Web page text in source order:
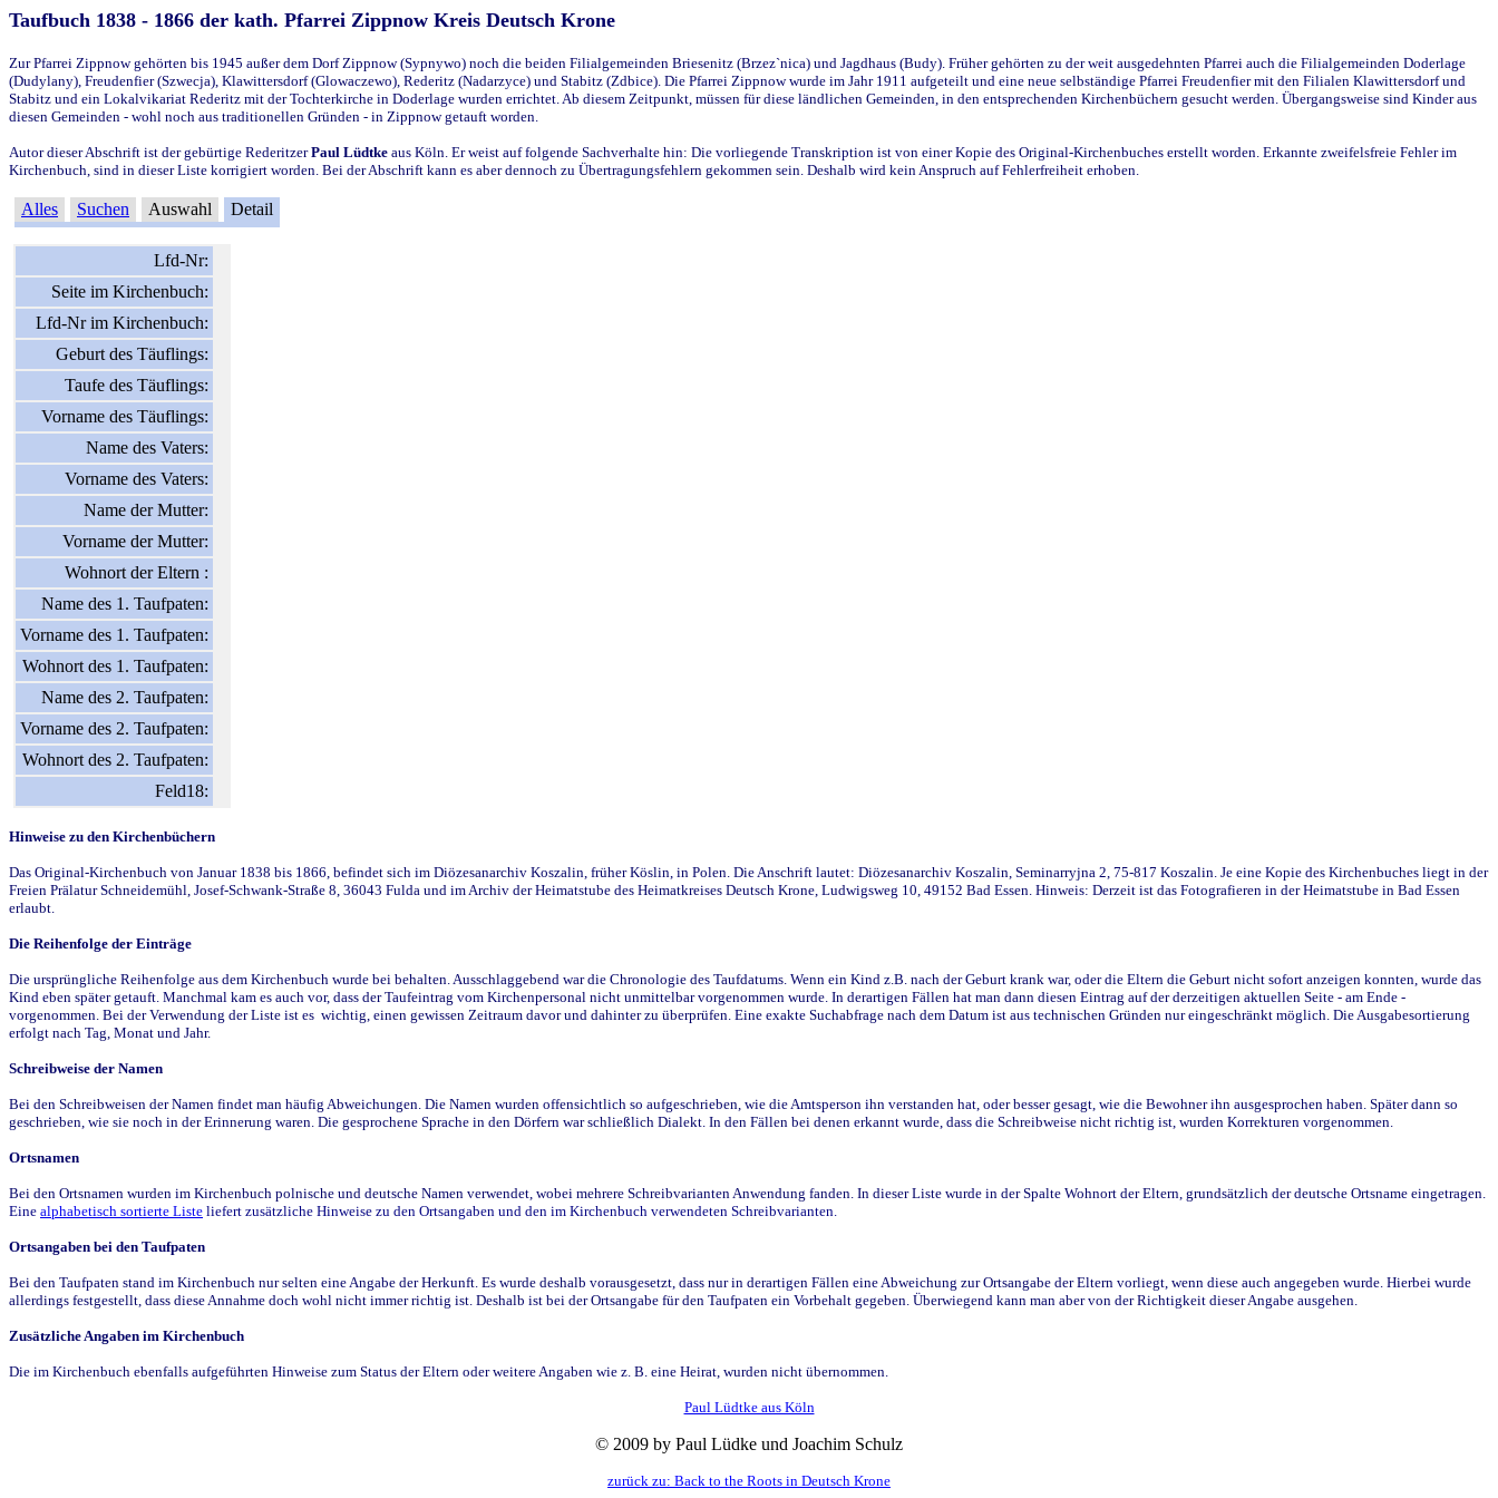
Taufbuch 1838 - 1866 der kath. Pfarrei Zippnow Kreis Deutsch Krone
Zur Pfarrei Zippnow gehörten bis 1945 außer dem Dorf Zippnow (Sypnywo) noch die beiden Filialgemeinden Briesenitz (Brzez`nica) und Jagdhaus (Budy). Früher gehörten zu der weit ausgedehnten Pfarrei auch die Filialgemeinden Doderlage
(Dudylany), Freudenfier (Szwecja), Klawittersdorf (Glowaczewo), Rederitz (Nadarzyce) und Stabitz (Zdbice). Die Pfarrei Zippnow wurde im Jahr 1911 aufgeteilt und eine neue selbständige Pfarrei Freudenfier mit den Filialen Klawittersdorf und
Stabitz und ein Lokalvikariat Rederitz mit der Tochterkirche in Doderlage wurden errichtet. Ab diesem Zeitpunkt, müssen für diese ländlichen Gemeinden, in den entsprechenden Kirchenbüchern gesucht werden. Übergangsweise sind Kinder aus
diesen Gemeinden - wohl noch aus traditionellen Gründen - in Zippnow getauft worden.
Autor dieser Abschrift ist der gebürtige RederitzerPaul Lüdtke aus Köln. Er weist auf folgende Sachverhalte hin: Die vorliegende Transkription ist von einer Kopie des Original-Kirchenbuches erstellt worden. Erkannte zweifelsfreie Fehler im
Kirchenbuch, sind in dieser Liste korrigiert worden. Bei der Abschrift kann es aber dennoch zu Übertragungsfehlern gekommen sein. Deshalb wird kein Anspruch auf Fehlerfreiheit erhoben.
Alles Suchen Auswahl Detail
Lfd-Nr:
Seite im Kirchenbuch:
Lfd-Nr im Kirchenbuch:
Geburt des Täuflings:
Taufe des Täuflings:
Vorname des Täuflings:
Name des Vaters:
Vorname des Vaters:
Name der Mutter:
Vorname der Mutter:
Wohnort der Eltern :
Name des 1. Taufpaten:
Vorname des 1. Taufpaten:
Wohnort des 1. Taufpaten:
Name des 2. Taufpaten:
Vorname des 2. Taufpaten:
Wohnort des 2. Taufpaten:
Feld18:
Hinweise zu den Kirchenbüchern
Das Original-Kirchenbuch von Januar 1838 bis 1866, befindet sich im Diözesanarchiv Koszalin, früher Köslin, in Polen. Die Anschrift lautet: Diözesanarchiv Koszalin, Seminarryjna 2, 75-817 Koszalin. Je eine Kopie des Kirchenbuches liegt in der
Freien Prälatur Schneidemühl, Josef-Schwank-Straße 8, 36043 Fulda und im Archiv der Heimatstube des Heimatkreises Deutsch Krone, Ludwigsweg 10, 49152 Bad Essen. Hinweis: Derzeit ist das Fotografieren in der Heimatstube in Bad Essen
erlaubt.
Die Reihenfolge der Einträge
Die ursprüngliche Reihenfolge aus dem Kirchenbuch wurde bei behalten. Ausschlaggebend war die Chronologie des Taufdatums. Wenn ein Kind z.B. nach der Geburt krank war, oder die Eltern die Geburt nicht sofort anzeigen konnten, wurde das
Kind eben später getauft. Manchmal kam es auch vor, dass der Taufeintrag vom Kirchenpersonal nicht unmittelbar vorgenommen wurde. In derartigen Fällen hat man dann diesen Eintrag auf der derzeitigen aktuellen Seite - am Ende -
vorgenommen. Bei der Verwendung der Liste ist es wichtig, einen gewissen Zeitraum davor und dahinter zu überprüfen. Eine exakte Suchabfrage nach dem Datum ist aus technischen Gründen nur eingeschränkt möglich. Die Ausgabesortierung
erfolgt nach Tag, Monat und Jahr.
Schreibweise der Namen
Bei den Schreibweisen der Namen findet man häufig Abweichungen. Die Namen wurden offensichtlich so aufgeschrieben, wie die Amtsperson ihn verstanden hat, oder besser gesagt, wie die Bewohner ihn ausgesprochen haben. Später dann so
geschrieben, wie sie noch in der Erinnerung waren. Die gesprochene Sprache in den Dörfern war schließlich Dialekt. In den Fällen bei denen erkannt wurde, dass die Schreibweise nicht richtig ist, wurden Korrekturen vorgenommen.
Ortsnamen
Bei den Ortsnamen wurden im Kirchenbuch polnische und deutsche Namen verwendet, wobei mehrere Schreibvarianten Anwendung fanden. In dieser Liste wurde in der Spalte Wohnort der Eltern, grundsätzlich der deutsche Ortsname eingetragen.
Eine alphabetisch sortierte Liste liefert zusätzliche Hinweise zu den Ortsangaben und den im Kirchenbuch verwendeten Schreibvarianten.
Ortsangaben bei den Taufpaten
Bei den Taufpaten stand im Kirchenbuch nur selten eine Angabe der Herkunft. Es wurde deshalb vorausgesetzt, dass nur in derartigen Fällen eine Abweichung zur Ortsangabe der Eltern vorliegt, wenn diese auch angegeben wurde. Hierbei wurde
allerdings festgestellt, dass diese Annahme doch wohl nicht immer richtig ist. Deshalb ist bei der Ortsangabe für den Taufpaten ein Vorbehalt gegeben. Überwiegend kann man aber von der Richtigkeit dieser Angabe ausgehen.
Zusätzliche Angaben im Kirchenbuch
Die im Kirchenbuch ebenfalls aufgeführten Hinweise zum Status der Eltern oder weitere Angaben wie z. B. eine Heirat, wurden nicht übernommen.
Paul Lüdtke aus Köln
© 2009 by Paul Lüdke und Joachim Schulz
zurück zu: Back to the Roots in Deutsch Krone